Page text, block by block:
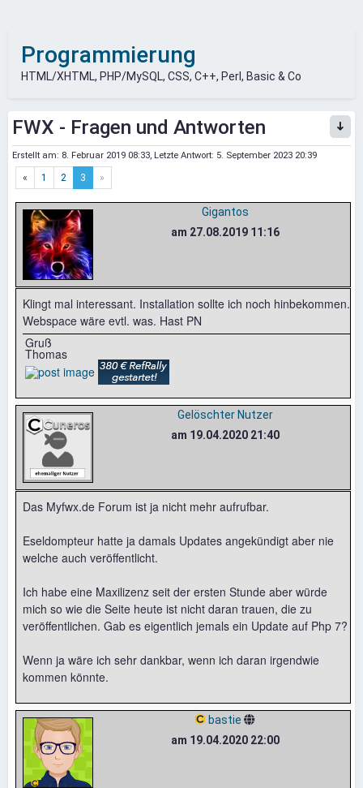
Programmierung
HTML/XHTML, PHP/MySQL, CSS, C++, Perl, Basic & Co
FWX - Fragen und Antworten
Erstellt am: 8. Februar 2019 08:33, Letzte Antwort: 5. September 2023 20:39
« 1 2 3 »
Gigantos
am 27.08.2019 11:16
Klingt mal interessant. Installation sollte ich noch hinbekommen.
Webspace wäre evtl. was. Hast PN
Gruß
Thomas
Gelöschter Nutzer
am 19.04.2020 21:40
Das Myfwx.de Forum ist ja nicht mehr aufrufbar.
Eseldompteur hatte ja damals Updates angekündigt aber nie
welche auch veröffentlicht.
Ich habe eine Maxilizenz seit der ersten Stunde aber würde
mich so wie die Seite heute ist nicht daran trauen, die zu
veröffentlichen. Gab es eigentlich jemals ein Update auf Php 7?
Wenn ja wäre ich sehr dankbar, wenn ich daran irgendwie
kommen könnte.
bastie
am 19.04.2020 22:00